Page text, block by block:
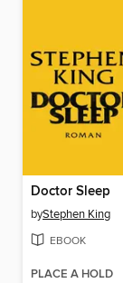
Doctor Sleep
byStephen King
EBOOK
PLACE A HOLD